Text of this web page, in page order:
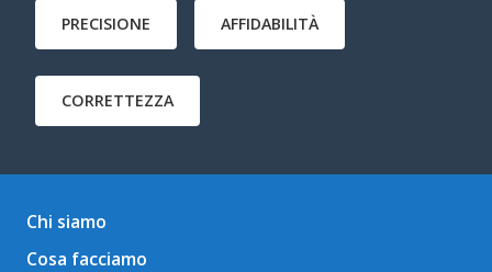
PRECISIONE AFFIDABILITÀ
CORRETTEZZA
Chi siamo
Cosa facciamo